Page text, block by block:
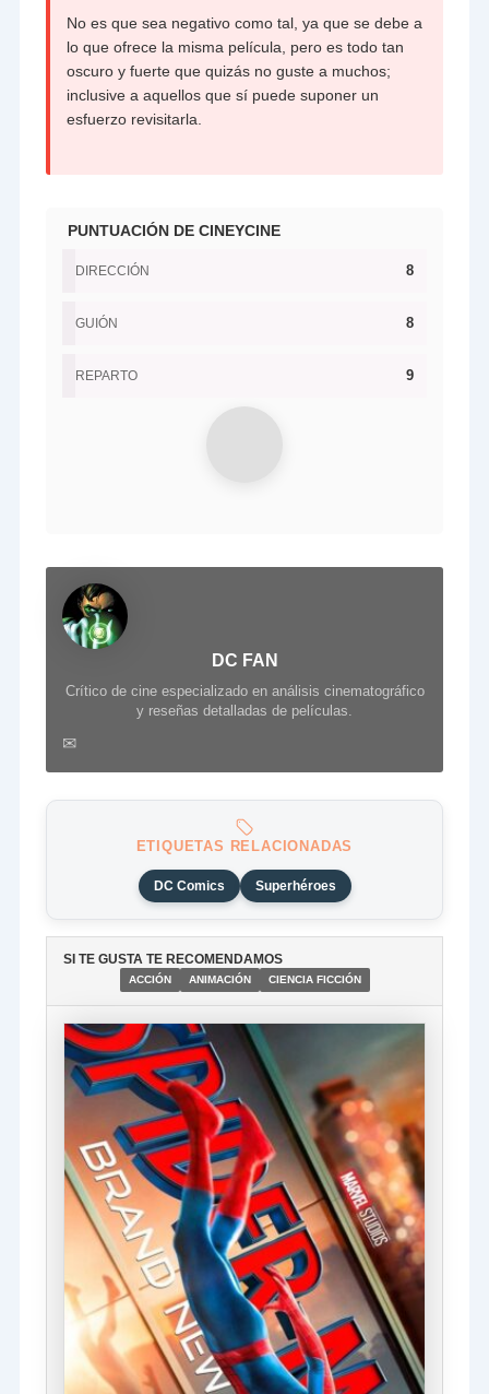
No es que sea negativo como tal, ya que se debe a
lo que ofrece la misma película, pero es todo tan
oscuro y fuerte que quizás no guste a muchos;
inclusive a aquellos que sí puede suponer un
esfuerzo revisitarla.
PUNTUACIÓN DE CINEYCINE
DIRECCIÓN 8
GUIÓN 8
REPARTO 9
DC FAN
Crítico de cine especializado en análisis cinematográfico
y reseñas detalladas de películas.
✉
ETIQUETAS RELACIONADAS
DC Comics Superhéroes
SI TE GUSTA TE RECOMENDAMOS
ACCIÓN ANIMACIÓN CIENCIA FICCIÓN